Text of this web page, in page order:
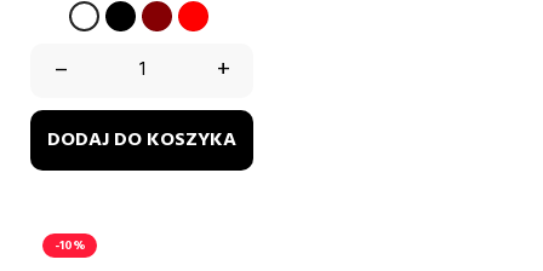
BIAŁYCZARNYBORDOWYCZERWONY
– +
DODAJ DO KOSZYKA
-10%